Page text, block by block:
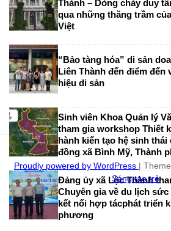
Thành – Dòng chảy duy
qua những thăng trầm
Việt
“Bảo tàng hóa” di sản
Liên Thành đến điểm
hiệu di sản
Sinh viên Khoa Quản lý
tham gia workshop Thiết
hành kiến tạo hệ sinh
đồng xã Bình Mỹ, Thành
Đảng ủy xã Lộc Thành
Chuyên gia về du lịch sức
kết nối hợp tácphát triển
phương
Proudly powered by WordPress |
Sáng tạo trẻ.